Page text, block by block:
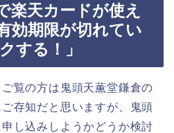
楽天カードが使え
効期限が切れてい
する！」
覧の方は鬼頭天薫堂鎌倉の
存知だと思いますが、鬼頭
し込みしようかどうか検討